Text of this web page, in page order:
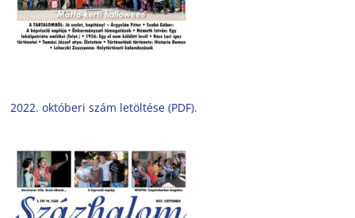
2022. októberi szám letöltése (PDF).